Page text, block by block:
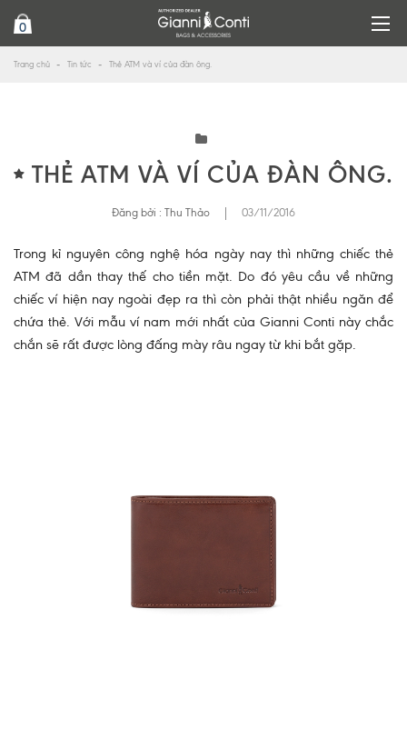
0
Trang chủ Tin tức Thẻ ATM và ví của đàn ông.
THẺ ATM VÀ VÍ CỦA ĐÀN ÔNG.
Đăng bởi : Thu Thảo 03/11/2016
Trong kỉ nguyên công nghệ hóa ngày nay thì những chiếc thẻ
ATM đã dần thay thế cho tiền mặt. Do đó yêu cầu về những
chiếc ví hiện nay ngoài đẹp ra thì còn phải thật nhiều ngăn để
chứa thẻ. Với mẫu ví nam mới nhất của Gianni Conti này chắc
chắn sẽ rất được lòng đấng mày râu ngay từ khi bắt gặp.